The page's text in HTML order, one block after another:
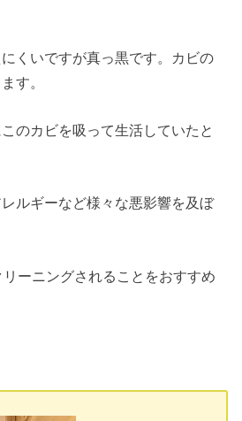
くいですが真っ黒です。カビの
す。
のカビを吸って生活していたと
ルギーなど様々な悪影響を及ぼ
ーニングされることをおすすめ